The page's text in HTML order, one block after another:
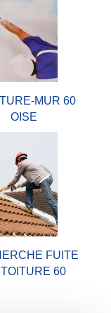
MUR 60
OISE
FUITE
60